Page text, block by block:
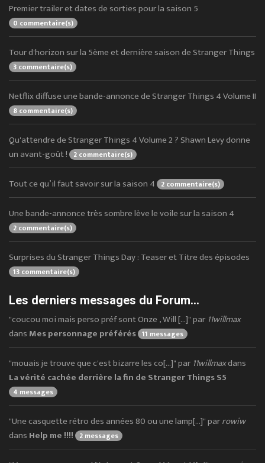
Premier trailer et dates de sorties pour la saison 5
0 commentaire(s)
Tour d'horizon sur la 5ème et dernière saison de Stranger Things
3 commentaire(s)
Netflix diffuse une bande-annonce de Stranger Things 4 Volume II
8 commentaire(s)
Qu'attendre de Stranger Things 4 Volume 2 ? Shawn Levy donne
un avant-goût ! 2 commentaire(s)
Tout ce qu’il faut savoir sur la saison 4 2 commentaire(s)
Une bande-annonce très sombre lève le voile sur la saison 4
2 commentaire(s)
Surprises du Stranger Things Day : Teaser et Titre des épisodes
13 commentaire(s)
Les derniers messages du Forum...
"coucou moi mais perso préf sont Onze , Will [...]" par 11willmax
dans Mes personnage préférés 11 messages
"mouais je trouve que c'est bizarre les co[...]" par 11willmaxdans
La vérité cachée derrière la fin de Stranger Things S5
4 messages
"Une casquette rétro des années 80 ou une lamp[...]" parrowiw
dans Help me !!!! 2 messages